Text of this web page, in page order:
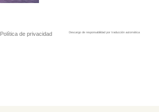
Política de privacidad Descargo de responsabilidad por traducción automática